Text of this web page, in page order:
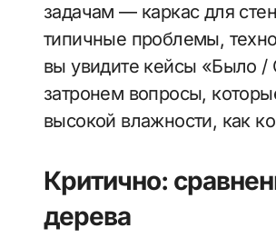
задачам — каркас для
типичные проблемы,
вы увидите кейсы «Было /
затронем вопросы,
высокой влажности, как
Критично:
дерева